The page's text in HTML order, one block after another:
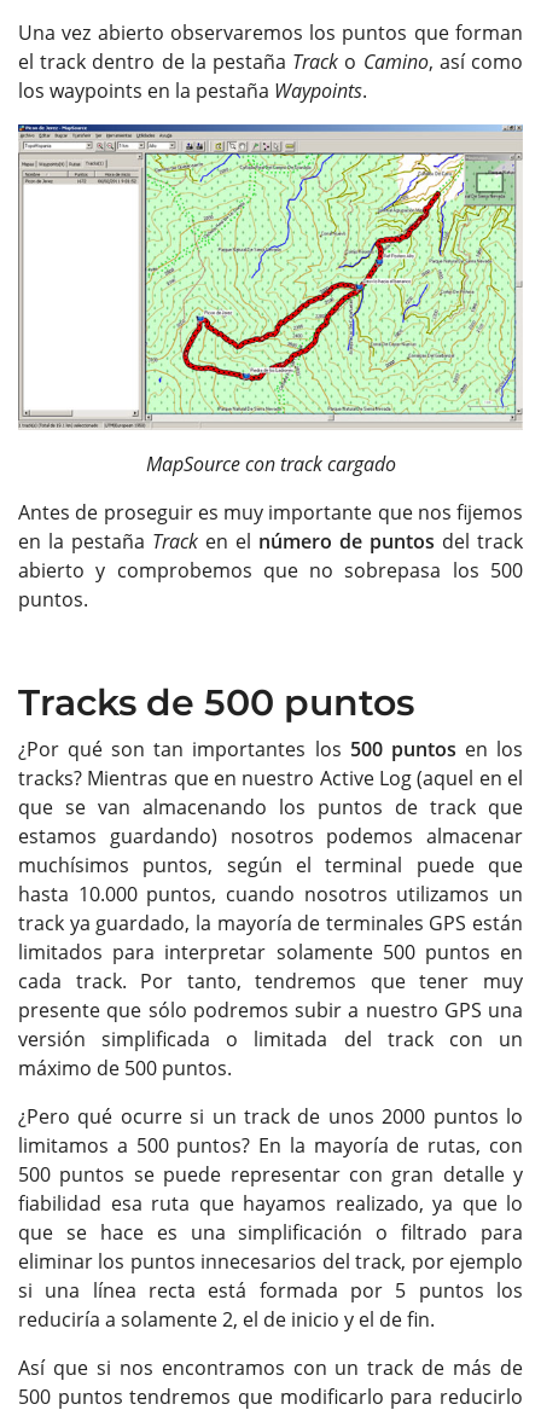
Una vez abierto observaremos los puntos que forman
el track dentro de la pestaña Track o Camino, así como
los waypoints en la pestaña Waypoints.
MapSource con track cargado
Antes de proseguir es muy importante que nos fijemos
en la pestaña Track en el número de puntos del track
abierto y comprobemos que no sobrepasa los 500
puntos.
Tracks de 500 puntos
¿Por qué son tan importantes los 500 puntos en los
tracks? Mientras que en nuestro Active Log (aquel en el
que se van almacenando los puntos de track que
estamos guardando) nosotros podemos almacenar
muchísimos puntos, según el terminal puede que
hasta 10.000 puntos, cuando nosotros utilizamos un
track ya guardado, la mayoría de terminales GPS están
limitados para interpretar solamente 500 puntos en
cada track. Por tanto, tendremos que tener muy
presente que sólo podremos subir a nuestro GPS una
versión simplificada o limitada del track con un
máximo de 500 puntos.
¿Pero qué ocurre si un track de unos 2000 puntos lo
limitamos a 500 puntos? En la mayoría de rutas, con
500 puntos se puede representar con gran detalle y
fiabilidad esa ruta que hayamos realizado, ya que lo
que se hace es una simplificación o filtrado para
eliminar los puntos innecesarios del track, por ejemplo
si una línea recta está formada por 5 puntos los
reduciría a solamente 2, el de inicio y el de fin.
Así que si nos encontramos con un track de más de
500 puntos tendremos que modificarlo para reducirlo